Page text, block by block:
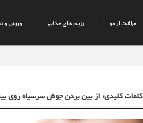
مراقبت از مو رژیم های غذایی ورزش و
کلمات کلیدی: از بین بردن جوش سرسیاه روی